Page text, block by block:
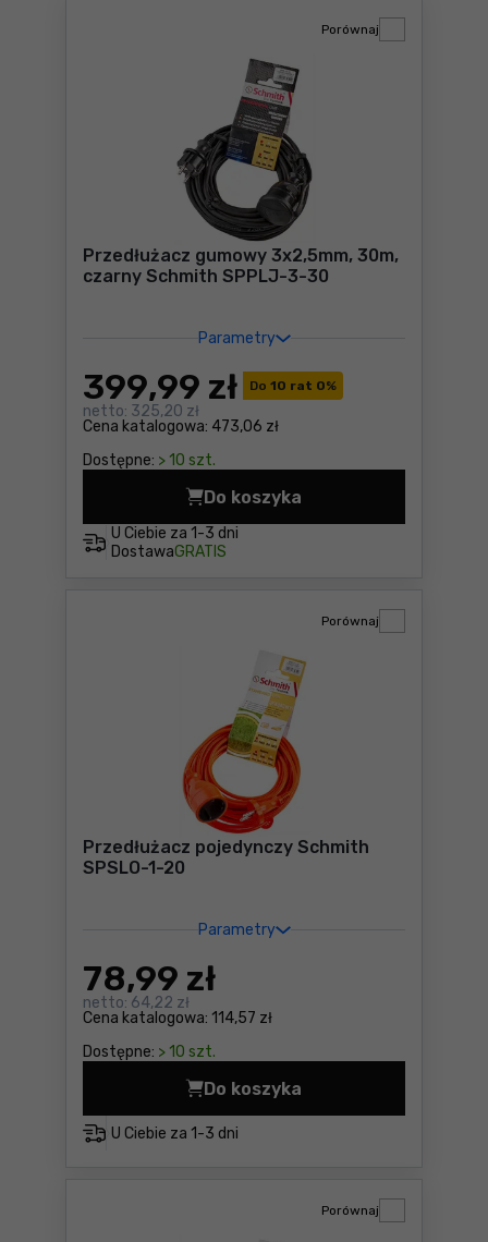
Przedłużacz gumowy 3x2,5mm, 30m,
czarny Schmith SPPLJ-3-30
Parametry
Do 10 rat 0%
Cena katalogowa: 473,06 zł
399,99 zł
netto: 325,20 zł
Dostępne: > 10 szt.
Porównaj
U Ciebie za 1-3 dni
DostawaGRATIS
Do koszyka
Przedłużacz gumowy
Przedłużacz pojedynczy Schmith
SPSLO-1-20
Parametry
Cena katalogowa: 114,57 zł
78,99 zł
netto: 64,22 zł
Dostępne: > 10 szt.
Porównaj
U Ciebie za 1-3 dni
Do koszyka
Przedłużacz pojedynczy
Porównaj